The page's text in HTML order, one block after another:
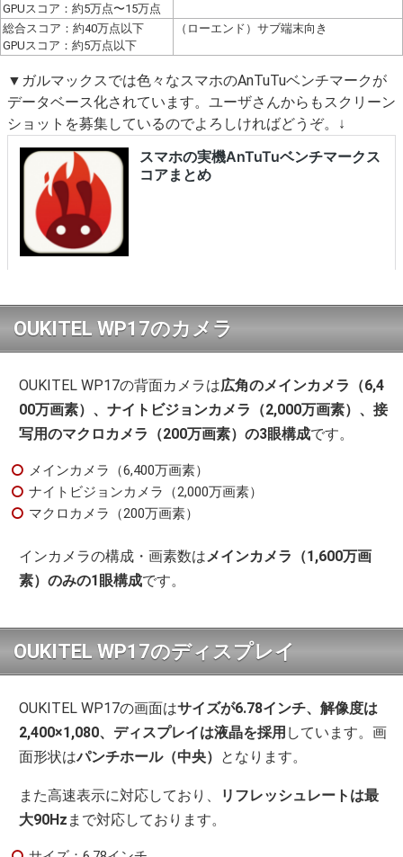
GPUスコア：約5万点〜15万点
総合スコア：約40万点以下
GPUスコア：約5万点以下
（ローエンド）サブ端末向き
▼ガルマックスでは色々なスマホのAnTuTuベンチマークが
データベース化されています。ユーザさんからもスクリーン
ショットを募集しているのでよろしければどうぞ。↓
OUKITEL WP17のカメラ
OUKITEL WP17の背面カメラは広角のメインカメラ（6,4
00万画素）、ナイトビジョンカメラ（2,000万画素）、接
写用のマクロカメラ（200万画素）の3眼構成です。
メインカメラ（6,400万画素）
ナイトビジョンカメラ（2,000万画素）
マクロカメラ（200万画素）
インカメラの構成・画素数はメインカメラ（1,600万画
素）のみの1眼構成です。
OUKITEL WP17のディスプレイ
OUKITEL WP17の画面はサイズが6.78インチ、解像度は
2,400×1,080、ディスプレイは液晶を採用 しています。画
面形状はパンチホール（中央） となります。
また高速表示に対応しており、
リフレッシュレートは最
大90Hz まで対応しております。